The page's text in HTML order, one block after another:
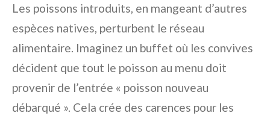
Les poissons introduits, en mangeant d’autres
espèces natives, perturbent le réseau
alimentaire. Imaginez un buffet où les convives
décident que tout le poisson au menu doit
provenir de l’entrée « poisson nouveau
débarqué ». Cela crée des carences pour les